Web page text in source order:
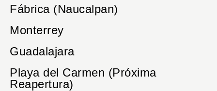
Fábrica (Naucalpan)
Monterrey
Guadalajara
Playa del Carmen (Próxima
Reapertura)